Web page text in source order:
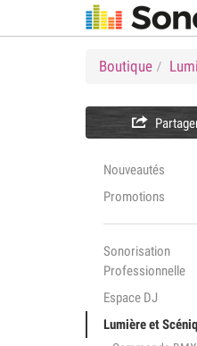
Boutique

Nouveautés
Promotions
Sonorisation
Professionnelle
Espace DJ
Lumière et